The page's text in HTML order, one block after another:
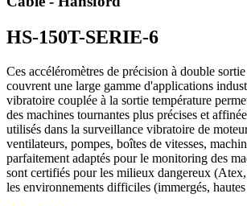
HS-150T-SERIE-6
Ces accéléromètres de précision à double
couvrent une large gamme d'applications
vibratoire couplée à la sortie température
des machines tournantes plus précises et
utilisés dans la surveillance vibratoire de
ventilateurs, pompes, boîtes de vitesses,
parfaitement adaptés pour le monitoring des
sont certifiés pour les milieux dangereux
les environnements difficiles (immergés,